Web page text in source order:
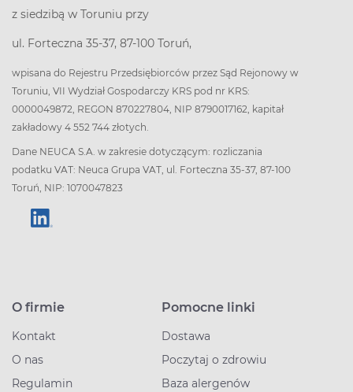
z siedzibą w Toruniu przy
ul. Forteczna 35-37, 87-100 Toruń,
wpisana do Rejestru Przedsiębiorców przez Sąd Rejonowy w
Toruniu, VII Wydział Gospodarczy KRS pod nr KRS:
0000049872, REGON 870227804, NIP 8790017162, kapitał
zakładowy 4 552 744 złotych.
Dane NEUCA S.A. w zakresie dotyczącym: rozliczania
podatku VAT: Neuca Grupa VAT, ul. Forteczna 35-37, 87-100
Toruń, NIP: 1070047823
O firmie
Kontakt
O nas
Regulamin
Pomocne linki
Dostawa
Poczytaj o zdrowiu
Baza alergenów